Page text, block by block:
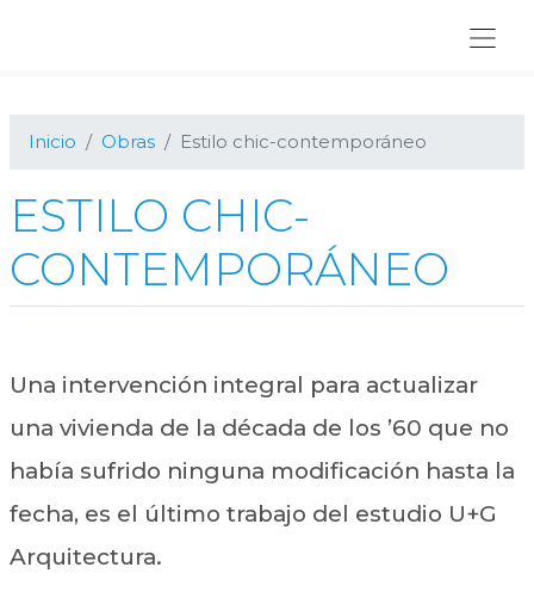
Inicio
Obras Estilo chic-contemporáneo
ESTILO CHIC-
CONTEMPORÁNEO
Una intervención integral para actualizar
una vivienda de la década de los ’60 que no
había sufrido ninguna modificación hasta la
fecha, es el último trabajo del estudio U+G
Arquitectura.